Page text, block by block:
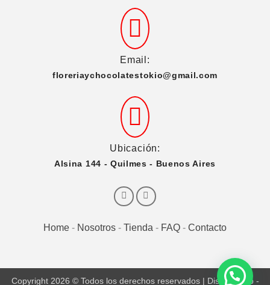
Email:
floreriaychocolatestokio@gmail.com
Ubicación:
Alsina 144 - Quilmes - Buenos Aires
Home - Nosotros - Tienda - FAQ - Contacto
Copyright 2026 © Todos los derechos reservados | Diseño Web -